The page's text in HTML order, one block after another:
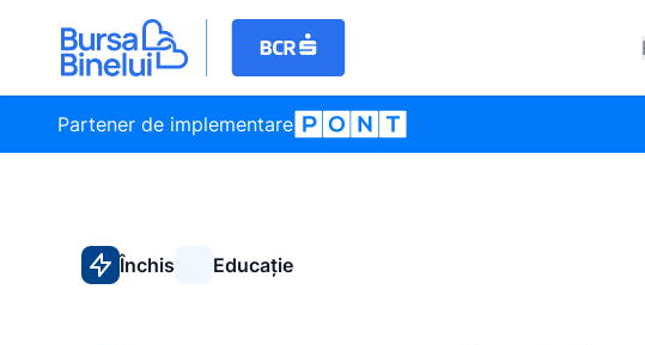
Partener de implementare
Închis Educație